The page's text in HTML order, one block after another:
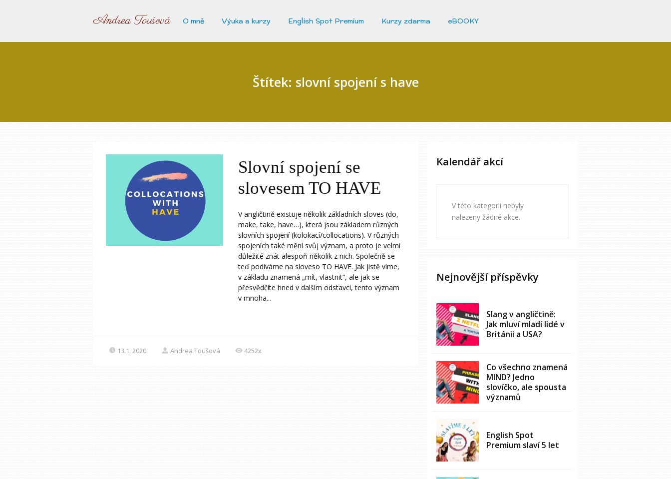
Andrea Toušová O mně Výuka a kurzy English Spot Premium Kurzy zdarma eBOOKY
Štítek: slovní spojení s have
Slovní spojení se
slovesem TO HAVE
V angličtině existuje několik základních sloves (do,
make, take, have…), která jsou základem různých
slovních spojení (kolokací/collocations). V různých
spojeních také mění svůj význam, a proto je velmi
důležité znát alespoň několik z nich. Společně se
teď podíváme na sloveso TO HAVE. Jak jistě víme,
v základu znamená „mít, vlastnit“, ale jak se
přesvědčíte hned v dalším odstavci, tento význam
v mnoha...
13.1. 2020 Andrea Toušová 4252x
Kalendář akcí
V této kategorii nebyly
nalezeny žádné akce.
Nejnovější příspěvky
Slang v angličtině:
Jak mluví mladí lidé v
Británii a USA?
Co všechno znamená
MIND? Jedno
slovíčko, ale spousta
významů
English Spot
Premium slaví 5 let